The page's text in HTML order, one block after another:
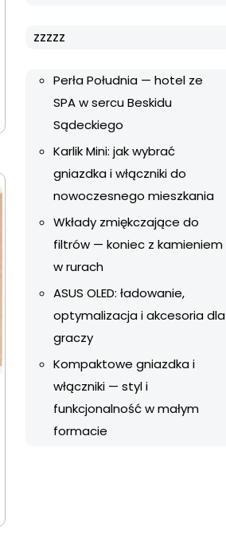
zzzzz
Perła Południa — hotel ze
SPA w sercu Beskidu
Sądeckiego
Karlik Mini: jak wybrać
gniazdka i włączniki do
nowoczesnego mieszkania
Wkłady zmiękczające do
filtrów — koniec z kamieniem
w rurach
ASUS OLED: ładowanie,
optymalizacja i akcesoria dla
graczy
Kompaktowe gniazdka i
włączniki — styl i
funkcjonalność w małym
formacie